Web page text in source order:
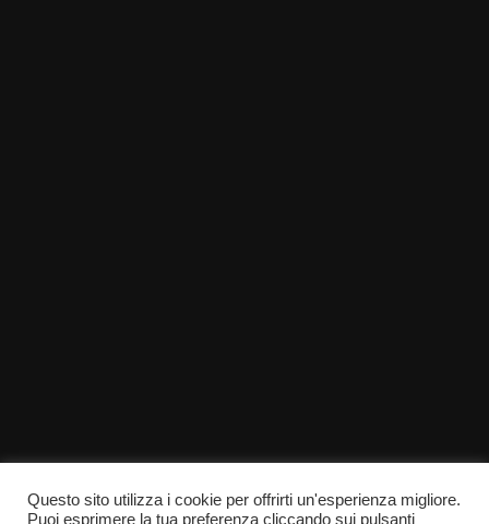
Questo sito utilizza i cookie per offrirti un'esperienza migliore.
Puoi esprimere la tua preferenza cliccando sui pulsanti